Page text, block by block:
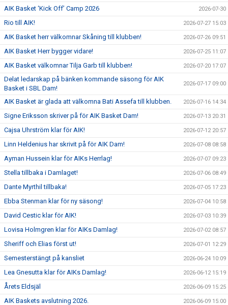
AIK Basket ‘Kick Off’ Camp 2026 2026-07-30
Rio till AIK! 2026-07-27 15:03
AIK Basket herr välkomnar Skåning till klubben! 2026-07-26 09:51
AIK Basket Herr bygger vidare! 2026-07-25 11:07
AIK Basket välkomnar Tilja Garb till klubben! 2026-07-20 17:07
Delat ledarskap på bänken kommande säsong för AIK
Basket i SBL Dam!
2026-07-17 09:00
AIK Basket är glada att välkomna Bati Assefa till klubben. 2026-07-16 14:34
Signe Eriksson skriver på för AIK Basket Dam! 2026-07-13 20:31
Cajsa Uhrström klar för AIK! 2026-07-12 20:57
Linn Heldenius har skrivit på för AIK Dam! 2026-07-08 08:58
Ayman Hussein klar för AIKs Herrlag! 2026-07-07 09:23
Stella tillbaka i Damlaget! 2026-07-06 08:49
Dante Myrthil tillbaka! 2026-07-05 17:23
Ebba Stenman klar för ny säsong! 2026-07-04 10:58
David Cestic klar för AIK! 2026-07-03 10:39
Lovisa Holmgren klar för AIKs Damlag! 2026-07-02 08:57
Sheriff och Elias först ut! 2026-07-01 12:29
Semesterstängt på kansliet 2026-06-24 10:09
Lea Gnesutta klar för AIKs Damlag! 2026-06-12 15:19
Årets Eldsjäl 2026-06-09 15:25
AIK Baskets avslutning 2026. 2026-06-09 15:00